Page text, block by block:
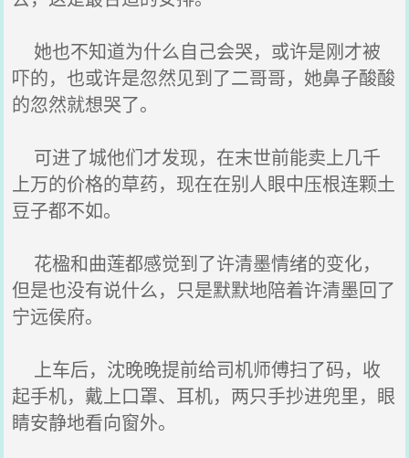
她也不知道为什么自己会哭，或许是刚才被
吓的，也或许是忽然见到了二哥哥，她鼻子酸酸
的忽然就想哭了。
可进了城他们才发现，在末世前能卖上几千
上万的价格的草药，现在在别人眼中压根连颗土
豆子都不如。
花楹和曲莲都感觉到了许清墨情绪的变化，
但是也没有说什么，只是默默地陪着许清墨回了
宁远侯府。
上车后，沈晚晚提前给司机师傅扫了码，收
起手机，戴上口罩、耳机，两只手抄进兜里，眼
睛安静地看向窗外。